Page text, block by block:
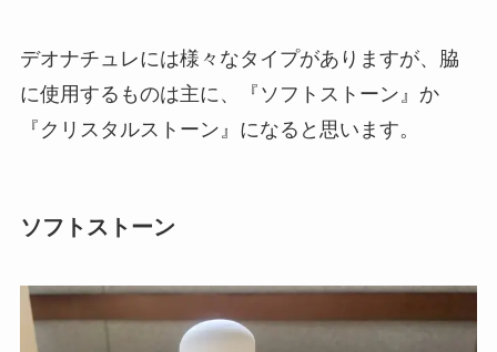
デオナチュレには様々なタイプがありますが、脇
に使用するものは主に、『ソフトストーン』か
『クリスタルストーン』になると思います。
ソフトストーン